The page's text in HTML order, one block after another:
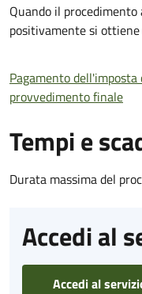
Quando il
positivamente si
Pagamento
provvedimento finale
Tempi e
Durata massima del
Accedi al
Accedi al